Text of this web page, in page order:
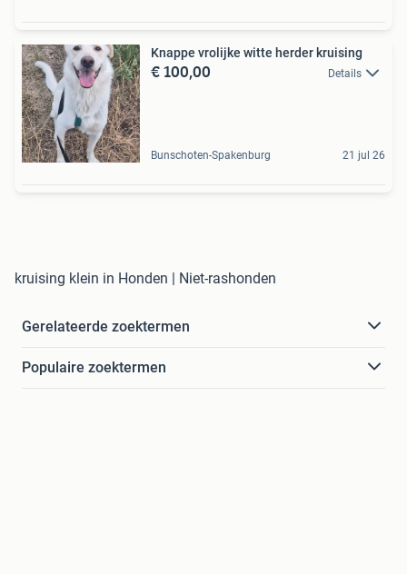
Knappe vrolijke witte herder kruising
€ 100,00 Details
Bunschoten-Spakenburg 21 jul 26
kruising klein in Honden | Niet-rashonden
Gerelateerde zoektermen
Populaire zoektermen